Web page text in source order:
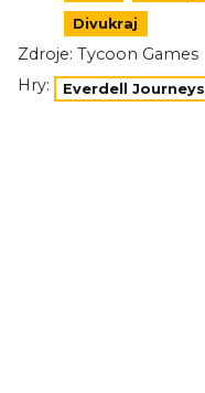
Divukraj
Zdroje: Tycoon Games
Hry:
Everdell Journeys